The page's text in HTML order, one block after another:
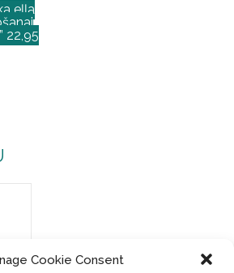
Cookie Consent
eļļa
22,95